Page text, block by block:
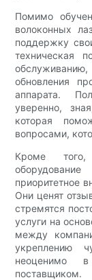
Помимо
волоконных
поддержку
техническая
обновления
аппарата.
уверенно,
которая
вопросами,
Кроме того,
приоритетное
Они ценят
стремятся
услуги на
между
укреплению
неоценимо
поставщиком.